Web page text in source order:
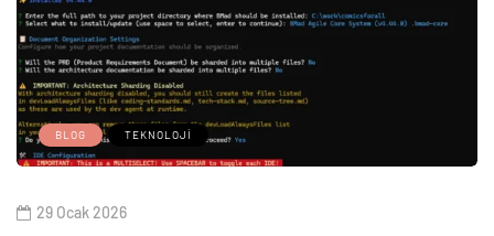
BLOG TEKNOLOJI
29 Ocak 2026